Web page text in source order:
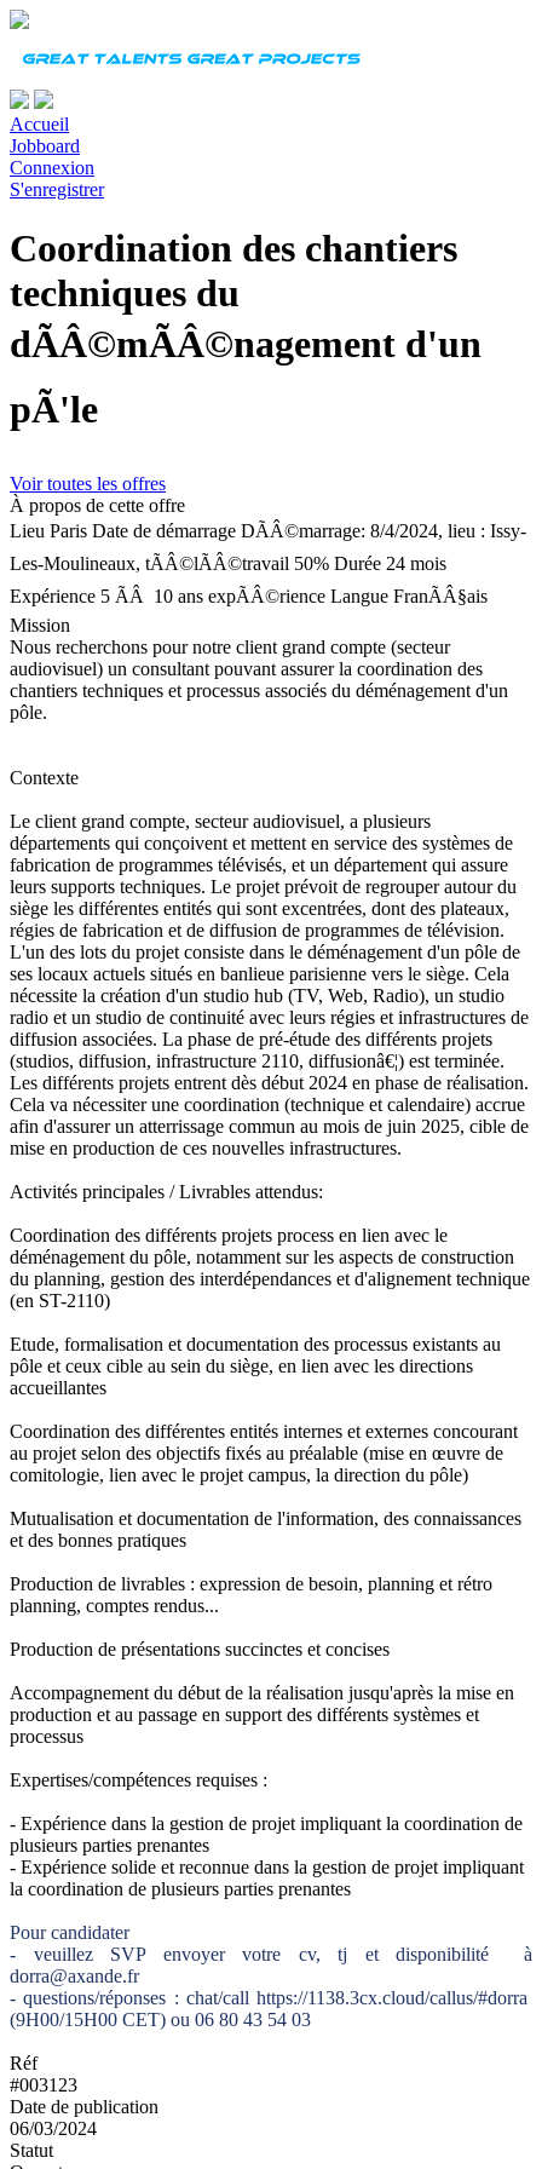
Accueil
Jobboard
Connexion
S'enregistrer
Coordination des chantiers
techniques du
dÃÂ©mÃÂ©nagement d'un
pÃ'le
Voir toutes les offres
À propos de cette offre
Lieu Paris Date de démarrage DÃÂ©marrage: 8/4/2024, lieu : Issy-
Les-Moulineaux, tÃÂ©lÃÂ©travail 50% Durée 24 mois
Expérience 5 ÃÂ 10 ans expÃÂ©rience Langue FranÃÂ§ais
Mission
Nous recherchons pour notre client grand compte (secteur
audiovisuel) un consultant pouvant assurer la coordination des
chantiers techniques et processus associés du déménagement d'un
pôle.
Contexte
Le client grand compte, secteur audiovisuel, a plusieurs
départements qui conçoivent et mettent en service des systèmes de
fabrication de programmes télévisés, et un département qui assure
leurs supports techniques. Le projet prévoit de regrouper autour du
siège les différentes entités qui sont excentrées, dont des plateaux,
régies de fabrication et de diffusion de programmes de télévision.
L'un des lots du projet consiste dans le déménagement d'un pôle de
ses locaux actuels situés en banlieue parisienne vers le siège. Cela
nécessite la création d'un studio hub (TV, Web, Radio), un studio
radio et un studio de continuité avec leurs régies et infrastructures de
diffusion associées. La phase de pré-étude des différents projets
(studios, diffusion, infrastructure 2110, diffusionâ€¦) est terminée.
Les différents projets entrent dès début 2024 en phase de réalisation.
Cela va nécessiter une coordination (technique et calendaire) accrue
afin d'assurer un atterrissage commun au mois de juin 2025, cible de
mise en production de ces nouvelles infrastructures.
Activités principales / Livrables attendus:
Coordination des différents projets process en lien avec le
déménagement du pôle, notamment sur les aspects de construction
du planning, gestion des interdépendances et d'alignement technique
(en ST-2110)
Etude, formalisation et documentation des processus existants au
pôle et ceux cible au sein du siège, en lien avec les directions
accueillantes
Coordination des différentes entités internes et externes concourant
au projet selon des objectifs fixés au préalable (mise en œuvre de
comitologie, lien avec le projet campus, la direction du pôle)
Mutualisation et documentation de l'information, des connaissances
et des bonnes pratiques
Production de livrables : expression de besoin, planning et rétro
planning, comptes rendus...
Production de présentations succinctes et concises
Accompagnement du début de la réalisation jusqu'après la mise en
production et au passage en support des différents systèmes et
processus
Expertises/compétences requises :
- Expérience dans la gestion de projet impliquant la coordination de
plusieurs parties prenantes
- Expérience solide et reconnue dans la gestion de projet impliquant
la coordination de plusieurs parties prenantes
Pour candidater
- veuillez SVP envoyer votre cv, tj et disponibilité à
dorra@axande.fr
- questions/réponses : chat/call https://1138.3cx.cloud/callus/#dorra
(9H00/15H00 CET) ou 06 80 43 54 03
Réf
#003123
Date de publication
06/03/2024
Statut